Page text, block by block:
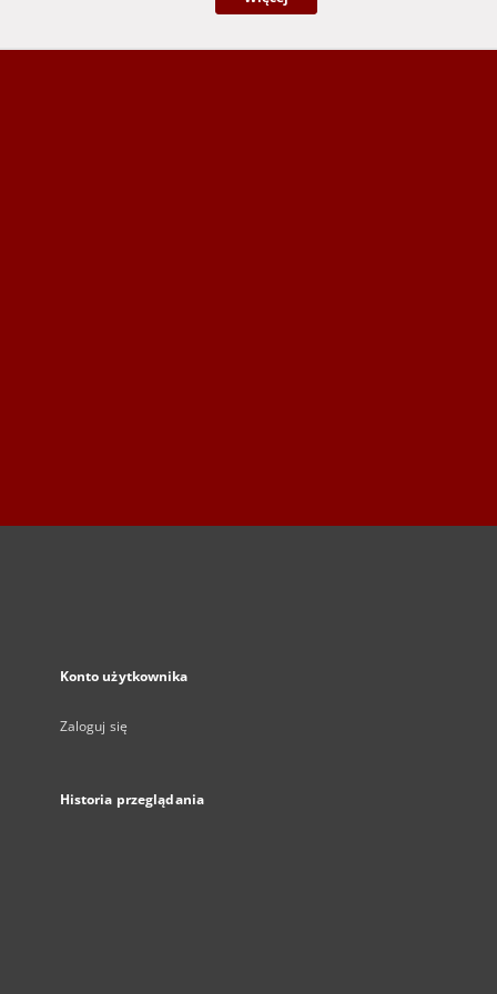
Konto użytkownika
Zaloguj się
Historia przeglądania